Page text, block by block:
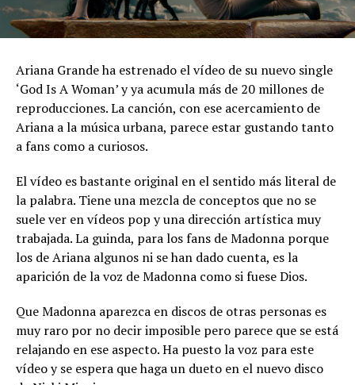
Ariana Grande ha estrenado el vídeo de su nuevo single
‘God Is A Woman’ y ya acumula más de 20 millones de
reproducciones. La canción, con ese acercamiento de
Ariana a la música urbana, parece estar gustando tanto
a fans como a curiosos.
El vídeo es bastante original en el sentido más literal de
la palabra. Tiene una mezcla de conceptos que no se
suele ver en vídeos pop y una dirección artística muy
trabajada. La guinda, para los fans de Madonna porque
los de Ariana algunos ni se han dado cuenta, es la
aparición de la voz de Madonna como si fuese Dios.
Que Madonna aparezca en discos de otras personas es
muy raro por no decir imposible pero parece que se está
relajando en ese aspecto. Ha puesto la voz para este
vídeo y se espera que haga un dueto en el nuevo disco